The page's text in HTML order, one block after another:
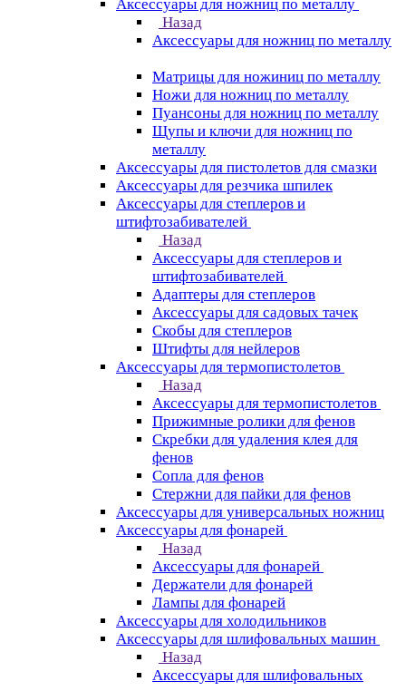
Аксессуары для ножниц по металлу
Назад
Аксессуары для ножниц по металлу
Матрицы для ножиниц по металлу
Ножи для ножниц по металлу
Пуансоны для ножниц по металлу
Щупы и ключи для ножниц по
металлу
Аксессуары для пистолетов для смазки
Аксессуары для резчика шпилек
Аксессуары для степлеров и
штифтозабивателей
Назад
Аксессуары для степлеров и
штифтозабивателей
Адаптеры для степлеров
Аксессуары для садовых тачек
Скобы для степлеров
Штифты для нейлеров
Аксессуары для термопистолетов
Назад
Аксессуары для термопистолетов
Прижимные ролики для фенов
Скребки для удаления клея для
фенов
Сопла для фенов
Стержни для пайки для фенов
Аксессуары для универсальных ножниц
Аксессуары для фонарей
Назад
Аксессуары для фонарей
Держатели для фонарей
Лампы для фонарей
Аксессуары для холодильников
Аксессуары для шлифовальных машин
Назад
Аксессуары для шлифовальных